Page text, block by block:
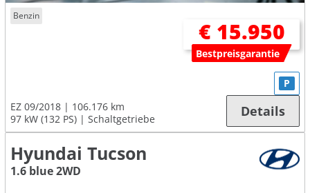
Benzin
€ 15.950
Bestpreisgarantie
EZ 09/2018
106.176 km
97 kW (132 PS)
Schaltgetriebe
P
Details
Hyundai Tucson
1.6 blue 2WD